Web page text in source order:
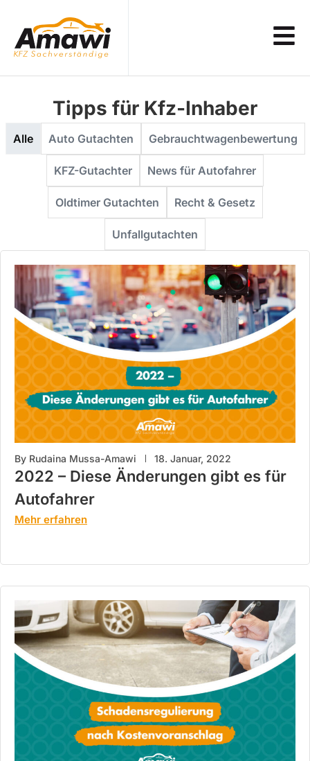
Tipps für Kfz-Inhaber
Auto Gutachten Gebrauchtwagenbewertung
KFZ-Gutachter News für Autofahrer
Oldtimer Gutachten Recht & Gesetz
Unfallgutachten
Alle
By Rudaina Mussa-Amawi 18. Januar, 2022
2022 – Diese Änderungen gibt es für
Autofahrer
Mehr erfahren